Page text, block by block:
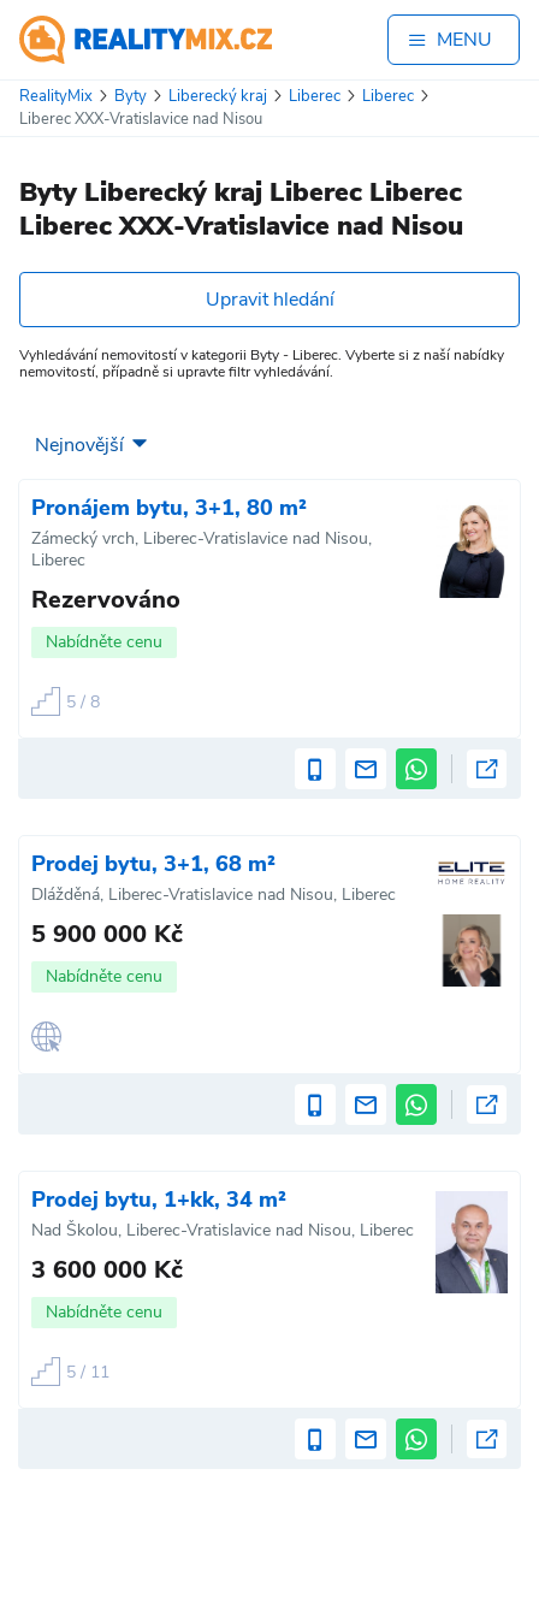
MENU
RealityMix Byty Liberecký kraj Liberec
Liberec
Liberec XXX-Vratislavice nad Nisou
Byty Liberecký kraj Liberec Liberec
Liberec XXX-Vratislavice nad Nisou
Upravit hledání
Vyhledávání nemovitostí v kategorii Byty - Liberec. Vyberte si z naší nabídky
nemovitostí, případně si upravte filtr vyhledávání.
Pronájem bytu, 3+1, 80 m²
Zámecký vrch, Liberec-Vratislavice nad Nisou,
Liberec
Rezervováno
Nabídněte cenu
5 / 8
Prodej bytu, 3+1, 68 m²
Dlážděná, Liberec-Vratislavice nad Nisou, Liberec
5 900 000 Kč
Nabídněte cenu
Prodej bytu, 1+kk, 34 m²
Nad Školou, Liberec-Vratislavice nad Nisou, Liberec
3 600 000 Kč
Nabídněte cenu
5 / 11